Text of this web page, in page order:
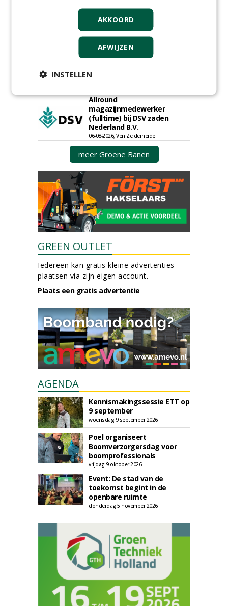
Proefveldmedewerker/
Chauffeur
landbouwmachines bij DSV
zaden Nederland B.V.
06-08-2026, Ven-Zelderheide
DSV zaden Nederland B.V.
Allround
magazijnmedewerker
(fulltime) bij DSV zaden
Nederland B.V.
06-08-2026, Ven Zelderheide
meer Groene Banen
GREEN OUTLET
Iedereen kan gratis kleine advertenties
plaatsen via zijn eigen account.
Plaats een gratis advertentie
AGENDA
Kennismakingssessie ETT op
9 september
woensdag 9 september 2026
Poel organiseert
Boomverzorgersdag voor
boomprofessionals
vrijdag 9 oktober 2026
Event: De stad van de
toekomst begint in de
openbare ruimte
donderdag 5 november 2026
AKKOORD
AFWIJZEN
INSTELLEN